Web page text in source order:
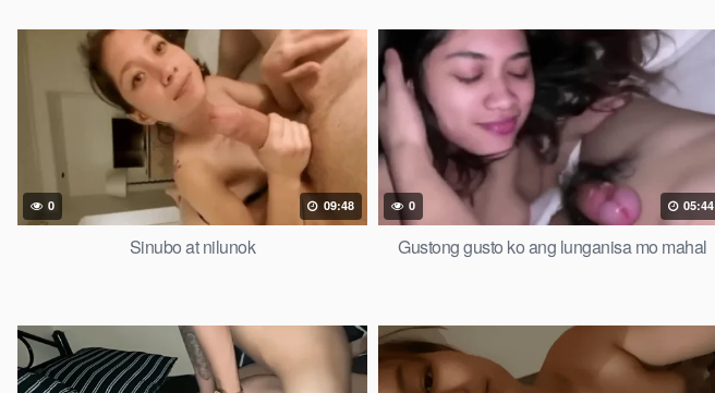
0 09:48
Sinubo at nilunok
0 05:44
Gustong gusto ko ang lunganisa mo mahal